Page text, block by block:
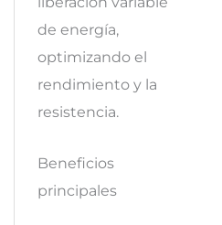
de energía,
optimizando el
rendimiento y la
resistencia.
Beneficios
principales